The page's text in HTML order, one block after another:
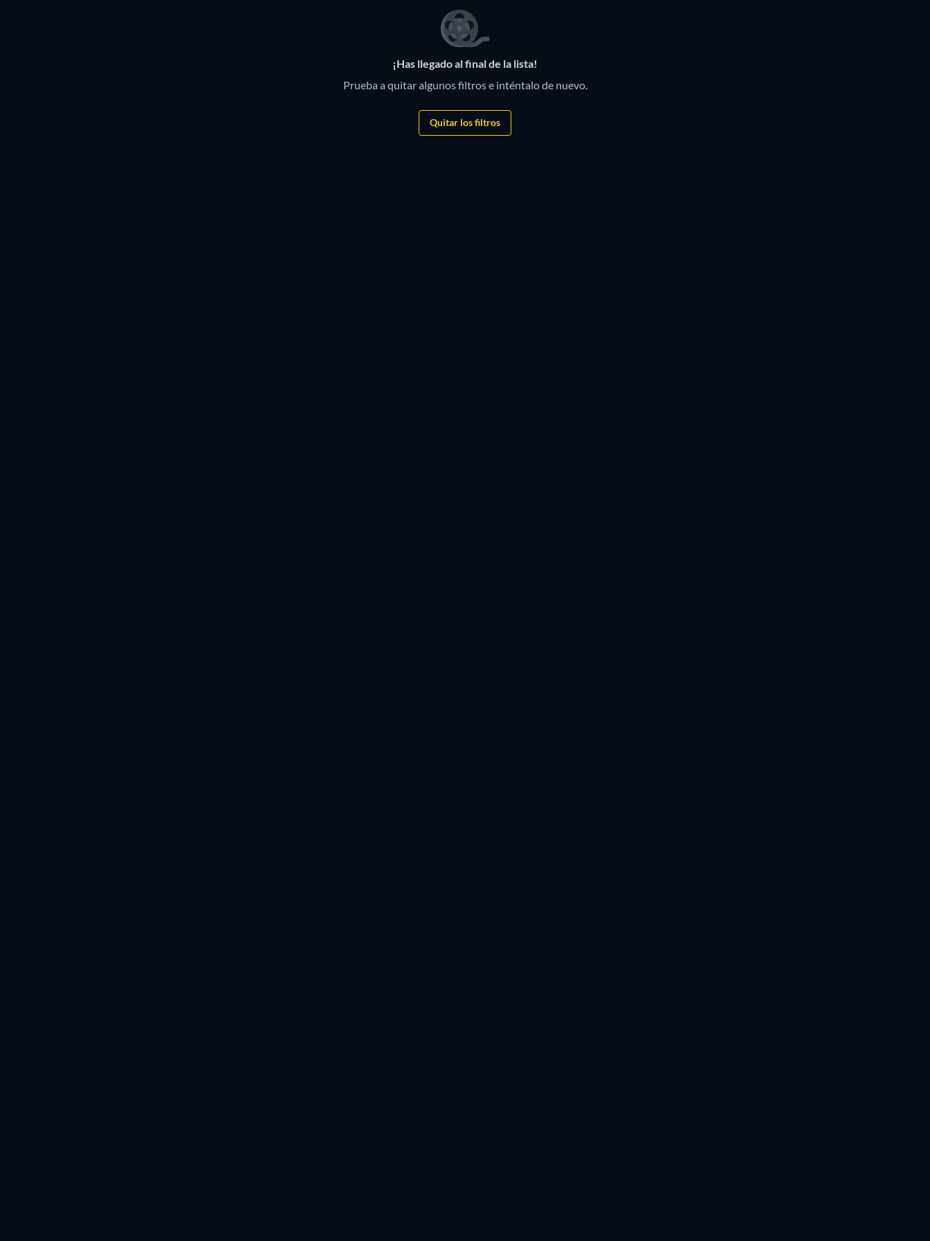
¡Has llegado al final de la lista!
Prueba a quitar algunos filtros e inténtalo de nuevo.
Quitar los filtros